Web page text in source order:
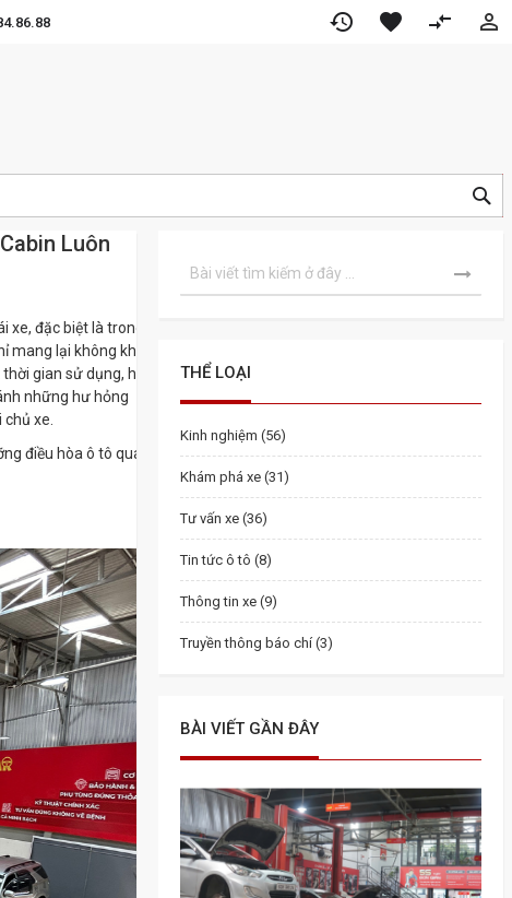
restore favorite compare_arrows
Luôn
xe, đặc biệt là trong
mang lại không khí
gian sử dụng, hệ
những hư hỏng
xe.
điều hòa ô tô qua
kiếm
KIẾM
THỂ LOẠI
Kinh nghiệm (56)
Khám phá xe (31)
Tư vấn xe (36)
Tin tức ô tô (8)
Thông tin xe (9)
Truyền thông báo chí (3)
BÀI VIẾT GẦN ĐÂY